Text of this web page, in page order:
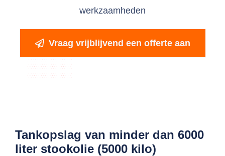
werkzaamheden
Vraag vrijblijvend een offerte aan
Tankopslag van minder dan 6000
liter stookolie (5000 kilo)